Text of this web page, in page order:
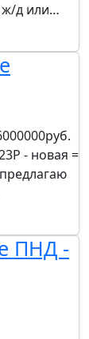
ж/д или…
- новая =
ПНД -